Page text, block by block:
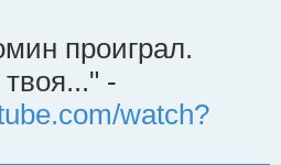
проиграл.
-
watch?